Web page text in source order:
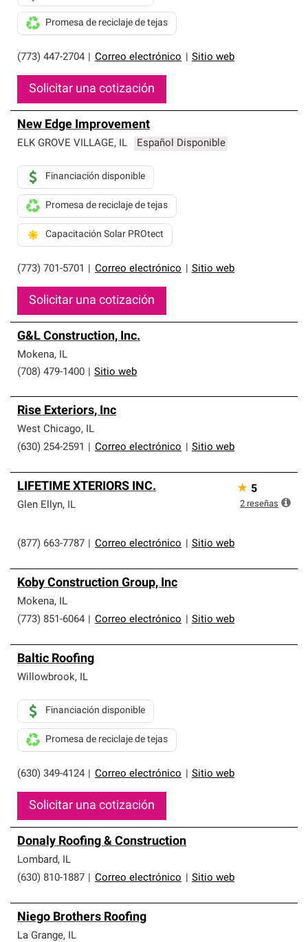
(773) 447-2704 Correo electrónico Sitio web
Promesa de reciclaje de tejas
Solicitar una cotización
New Edge Improvement
ELK GROVE VILLAGE, IL Español Disponible
(773) 701-5701 Correo electrónico Sitio web
Financiación disponible
Promesa de reciclaje de tejas
Capacitación Solar PROtect
Solicitar una cotización
G&L Construction, Inc.
Mokena, IL
(708) 479-1400
Sitio web
Rise Exteriors, Inc
West Chicago, IL
(630) 254-2591
Correo electrónico Sitio web
LIFETIME XTERIORS INC.
Glen Ellyn, IL
(877) 663-7787 Correo electrónico Sitio web
★ 5
2 reseñas
Koby Construction Group, Inc
Mokena, IL
(773) 851-6064
Correo electrónico Sitio web
Baltic Roofing
Willowbrook, IL
(630) 349-4124 Correo electrónico Sitio web
Financiación disponible
Promesa de reciclaje de tejas
Solicitar una cotización
Donaly Roofing & Construction
Lombard, IL
(630) 810-1887
Correo electrónico Sitio web
Niego Brothers Roofing
La Grange, IL